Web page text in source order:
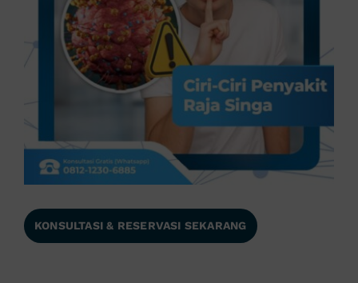
KONSULTASI & RESERVASI SEKARANG